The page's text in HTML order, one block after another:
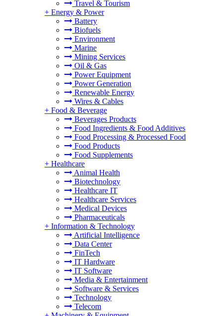
Travel & Tourism
+ Energy & Power
Battery
Biofuels
Environment
Marine
Mining Services
Oil & Gas
Power Equipment
Power Generation
Renewable Energy
Wires & Cables
+ Food & Beverage
Beverages Products
Food Ingredients & Food Additives
Food Processing & Processed Food
Food Products
Food Supplements
+ Healthcare
Animal Health
Biotechnology
Healthcare IT
Healthcare Services
Medical Devices
Pharmaceuticals
+ Information & Technology
Artificial Intelligence
Data Center
FinTech
IT Hardware
IT Software
Media & Entertainment
Software & Services
Technology
Telecom